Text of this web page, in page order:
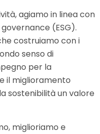
agiamo in linea con
(ESG).
costruiamo con i
senso di
per la
il miglioramento
sostenibilità un valore
miglioriamo e